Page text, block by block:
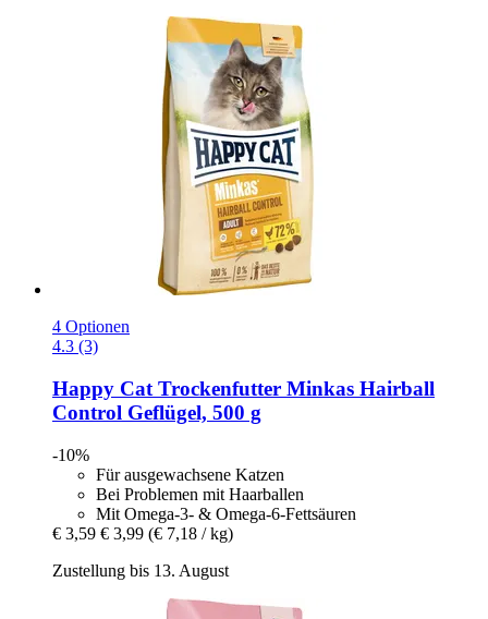
4 Optionen
4.3 (3)
Happy Cat Trockenfutter Minkas Hairball
Control Geflügel, 500 g
-10%
Für ausgewachsene Katzen
Bei Problemen mit Haarballen
Mit Omega-3- & Omega-6-Fettsäuren
€ 3,59 € 3,99 (€ 7,18 / kg)
Zustellung bis 13. August